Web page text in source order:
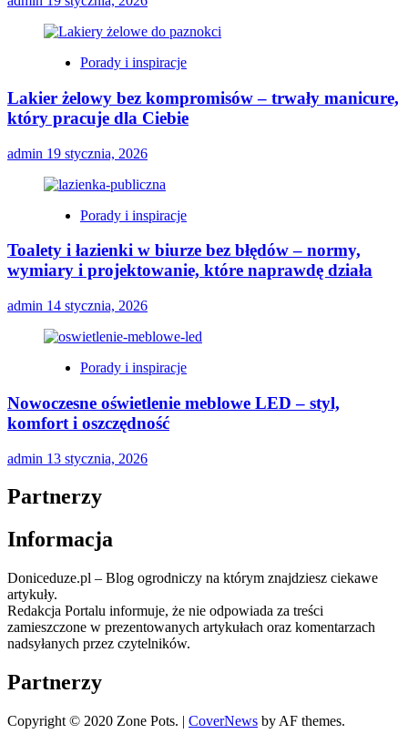
Porady i inspiracje
Lakier żelowy bez kompromisów – trwały manicure,
który pracuje dla Ciebie
admin 19 stycznia, 2026
Porady i inspiracje
Toalety i łazienki w biurze bez błędów – normy,
wymiary i projektowanie, które naprawdę działa
admin 14 stycznia, 2026
Porady i inspiracje
Nowoczesne oświetlenie meblowe LED – styl,
komfort i oszczędność
admin 13 stycznia, 2026
Partnerzy
Informacja
Doniceduze.pl – Blog ogrodniczy na którym znajdziesz ciekawe
artykuły.
Redakcja Portalu informuje, że nie odpowiada za treści
zamieszczone w prezentowanych artykułach oraz komentarzach
nadsyłanych przez czytelników.
Partnerzy
Copyright © 2020 Zone Pots. | CoverNews by AF themes.